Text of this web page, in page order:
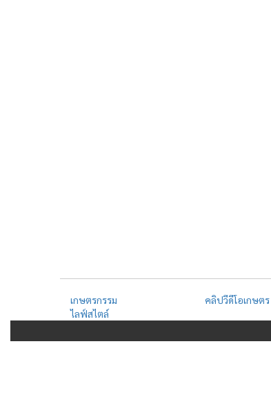
เกษตรกรรม คลิปวีดีโอเกษตร
ไลฟ์สไตล์